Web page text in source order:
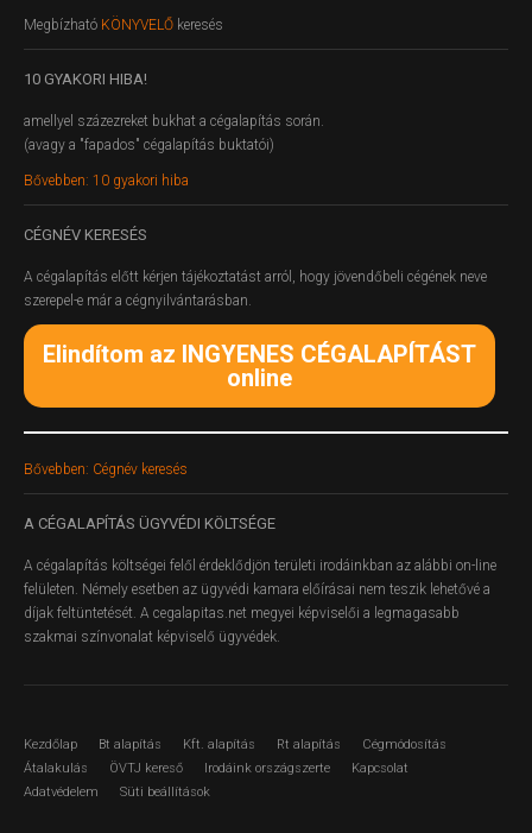
Megbízható KÖNYVELŐ keresés
10 GYAKORI HIBA!
amellyel százezreket bukhat a cégalapítás során.
(avagy a "fapados" cégalapítás buktatói)
Bővebben: 10 gyakori hiba
CÉGNÉV KERESÉS
A cégalapítás előtt kérjen tájékoztatást arról, hogy jövendőbeli cégének neve
szerepel-e már a cégnyilvántarásban.
Elindítom az INGYENES CÉGALAPÍTÁST
online
Bővebben: Cégnév keresés
A CÉGALAPÍTÁS ÜGYVÉDI KÖLTSÉGE
A cégalapítás költségei felől érdeklődjön területi irodáinkban az alábbi on-line
felületen. Némely esetben az ügyvédi kamara előírásai nem teszik lehetővé a
díjak feltüntetését. A cegalapitas.net megyei képviselői a legmagasabb
szakmai színvonalat képviselő ügyvédek.
Kezdőlap Bt alapítás Kft. alapítás Rt alapítás
Cégmódosítás
Átalakulás
ÖVTJ kereső Irodáink országszerte
Kapcsolat
Adatvédelem
Süti beállítások